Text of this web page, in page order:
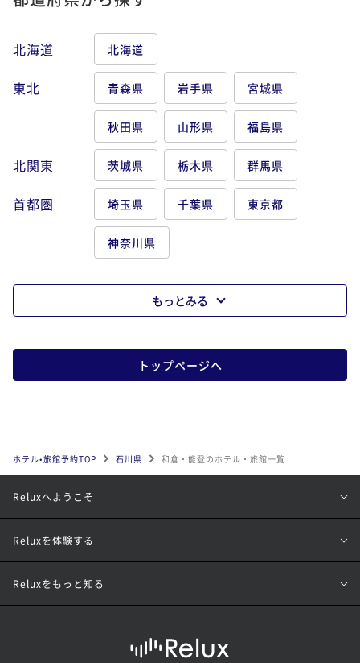
北海道 北海道
東北 青森県 岩手県 宮城県
秋田県 山形県 福島県
北関東 茨城県 栃木県 群馬県
首都圏 埼玉県 千葉県 東京都
神奈川県
もっとみる
トップページへ
ホテル•旅館予約TOP 石川県 和倉・能登のホテル・旅館一覧
Reluxへようこそ
Reluxを体験する
Reluxをもっと知る